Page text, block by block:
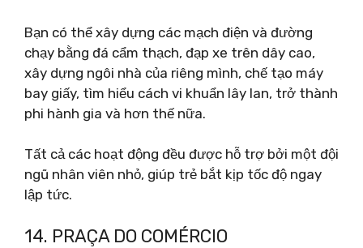
Bạn có thể xây dựng các mạch điện và đường
chạy bằng đá cẩm thạch, đạp xe trên dây cao,
xây dựng ngôi nhà của riêng mình, chế tạo máy
bay giấy, tìm hiểu cách vi khuẩn lây lan, trở thành
phi hành gia và hơn thế nữa.
Tất cả các hoạt động đều được hỗ trợ bởi một đội
ngũ nhân viên nhỏ, giúp trẻ bắt kịp tốc độ ngay
lập tức.
14. PRAÇA DO COMÉRCIO